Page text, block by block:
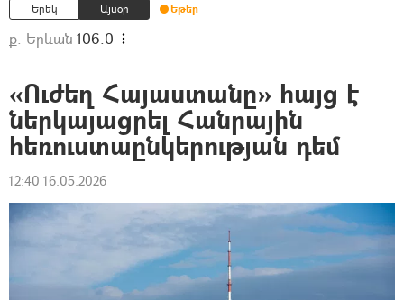
Երեկ Այսօր Եթեր
ք. Երևան 106.0
«Ուժեղ Հայաստանը» հայց է
ներկայացրել Հանրային
հեռուստաընկերության դեմ
12:40 16.05.2026